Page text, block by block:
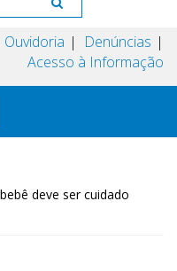
Ouvidoria
Denúncias
Acesso à Informação
deve ser cuidado